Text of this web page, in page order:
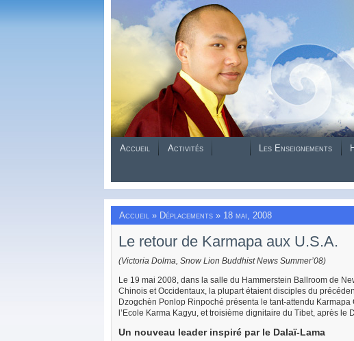
Accueil Activités Les Enseignements
Accueil » Déplacements » 18 mai, 2008
Le retour de Karmapa aux U.S.A.
(Victoria Dolma, Snow Lion Buddhist News Summer’08)
Le 19 mai 2008, dans la salle du Hammerstein Ballroom de
Chinois et Occidentaux, la plupart étaient disciples du
Dzogchèn Ponlop Rinpoché présenta le tant-attendu
l’Ecole Karma Kagyu, et troisième dignitaire du Tibet, après le
Un nouveau leader inspiré par le Dalaï-Lama